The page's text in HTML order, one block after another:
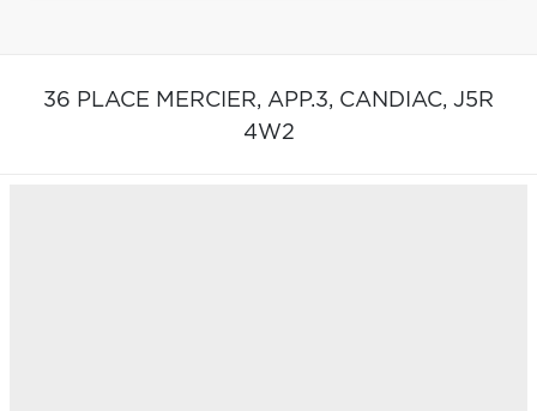
36 PLACE MERCIER, APP.3, CANDIAC, J5R
4W2